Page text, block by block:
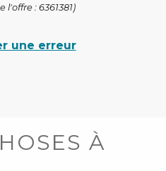
l'offre : 6361381)
une erreur
À